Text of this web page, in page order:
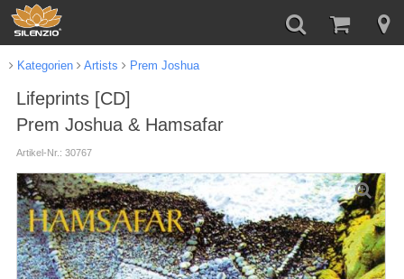
Kategorien Artists Prem Joshua
Lifeprints [CD]
Prem Joshua & Hamsafar
Artikel-Nr.: 30767